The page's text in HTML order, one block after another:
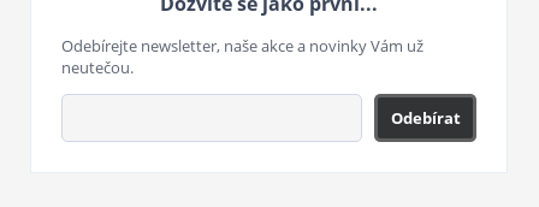
Odebírejte newsletter, naše akce a novinky Vám už
neutečou.
Odebírat